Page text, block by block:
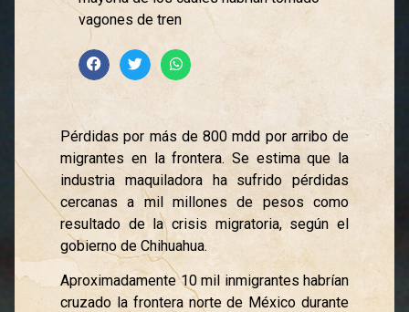
vagones de tren
Pérdidas por más de 800 mdd por arribo de
migrantes en la frontera. Se estima que la
industria maquiladora ha sufrido pérdidas
cercanas a mil millones de pesos como
resultado de la crisis migratoria, según el
gobierno de Chihuahua.
Aproximadamente 10 mil inmigrantes habrían
cruzado la frontera norte de México durante